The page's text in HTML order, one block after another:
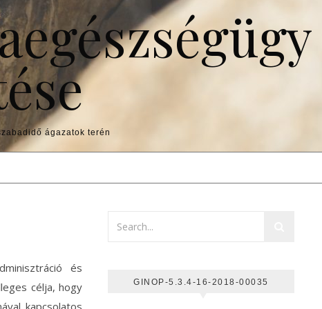
ágazatok terén
célja, hogy
kapcsolatos
GINOP-5.3.4-16-2018-00035